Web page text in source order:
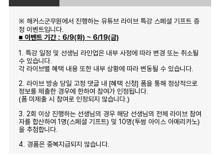
※ 해커스군무원에서 진행하는 유튜브 라이브 특강 스페셜 기프트 증
정 이벤트입니다.
■ 이벤트 기간 : 6/9(화) ~ 6/19(금)
1. 특강 일정 및 선생님 라인업은 내부 사정에 따라 변경 또는 취소될
수 있습니다.
각 라이브별 혜택 내용 또한 내부 상황에 따라 변동될 수 있습니다.
2. 라이브 방송 당일 고정 댓글 내 [혜택 신청] 폼을 통해 정상적으로
정보를 제출한 경우에 한하여 참여가 인정됩니다.
(폼 미제출 시 참여로 인정되지 않습니다.)
3. 2회 이상 진행하는 선생님의 경우 해당 선생님의 전체 라이브 참여
자를 합산하여 1명(스페셜 기프트) 및 10명(투썸 아이스 아메리카노)
을 추첨합니다.
4. 경품은 중복지급되지 않습니다.